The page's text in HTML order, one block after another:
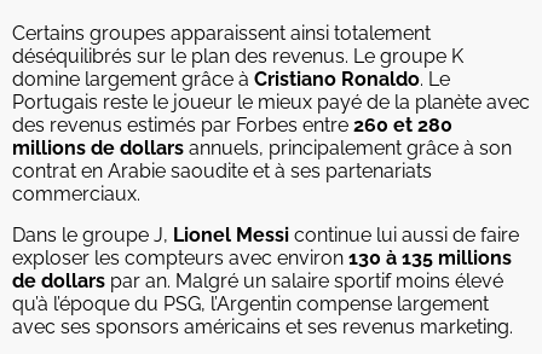
Certains groupes apparaissent ainsi totalement
déséquilibrés sur le plan des revenus. Le groupe K
domine largement grâce à Cristiano Ronaldo. Le
Portugais reste le joueur le mieux payé de la planète avec
des revenus estimés par Forbes entre 260 et 280
millions de dollars annuels, principalement grâce à son
contrat en Arabie saoudite et à ses partenariats
commerciaux.
Dans le groupe J, Lionel Messi continue lui aussi de faire
exploser les compteurs avec environ 130 à 135 millions
de dollars par an. Malgré un salaire sportif moins élevé
qu’à l’époque du PSG, l’Argentin compense largement
avec ses sponsors américains et ses revenus marketing.